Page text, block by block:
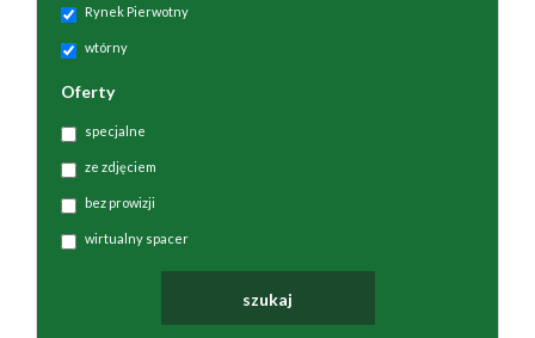
Rynek Pierwotny
wtórny
Oferty
specjalne
ze zdjęciem
bez prowizji
wirtualny spacer